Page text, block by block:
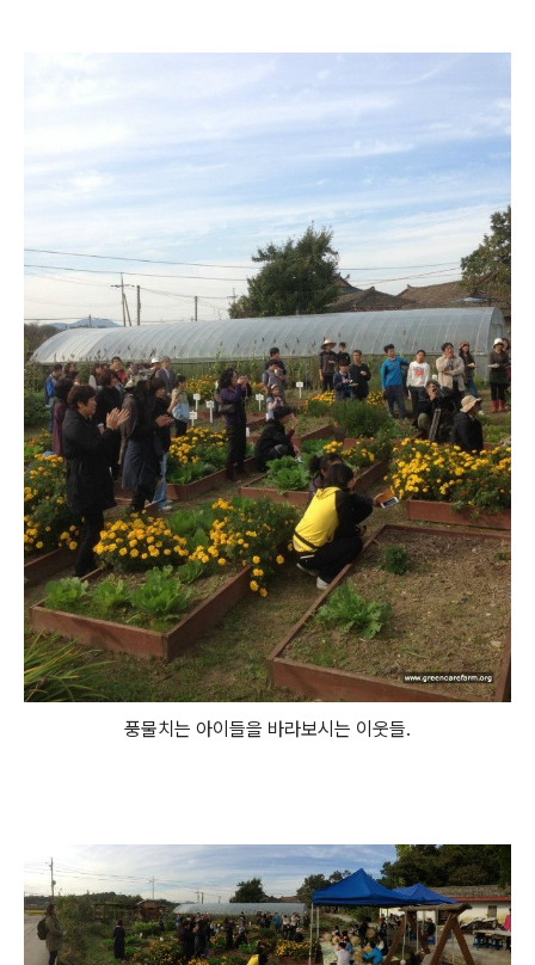
풍물치는 아이들을 바라보시는 이웃들.